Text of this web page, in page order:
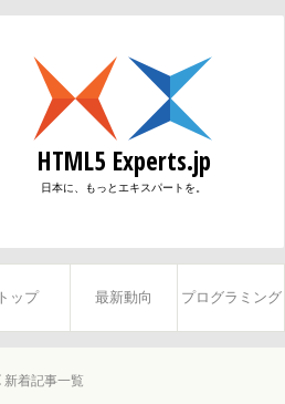
HTML5 Experts.jp
日本に、もっとエキスパートを。
トップ 最新動向 プログラミング
新着記事一覧